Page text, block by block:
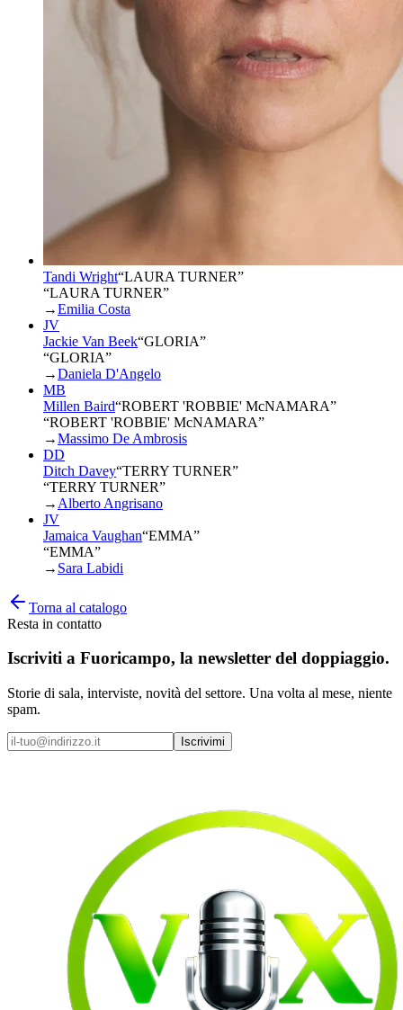
Tandi Wright“LAURA TURNER”
“LAURA TURNER”
→Emilia Costa
JV
Jackie Van Beek“GLORIA”
“GLORIA”
→Daniela D'Angelo
MB
Millen Baird“ROBERT 'ROBBIE' McNAMARA”
“ROBERT 'ROBBIE' McNAMARA”
→Massimo De Ambrosis
DD
Ditch Davey“TERRY TURNER”
“TERRY TURNER”
→ Alberto Angrisano
JV
Jamaica Vaughan“EMMA”
“EMMA”
→ Sara Labidi
Torna al catalogo
Resta in contatto
Iscriviti a Fuoricampo, la newsletter del doppiaggio.
Storie di sala, interviste, novità del settore. Una volta al mese, niente
spam.
Iscrivimi